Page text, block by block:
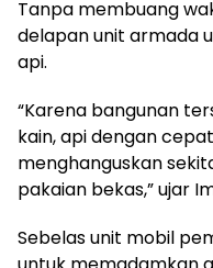
Tanpa membuang
delapan unit armada
api.
“Karena bangunan
kain, api dengan
menghanguskan
pakaian bekas,” ujar
Sebelas unit mobil